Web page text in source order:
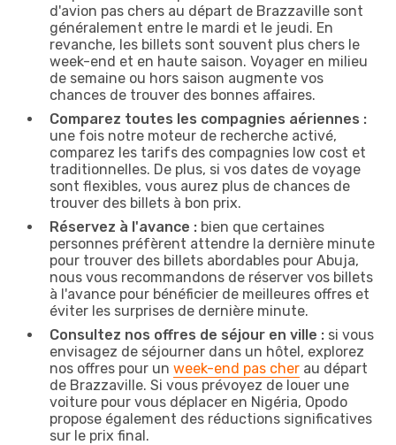
d'avion pas chers au départ de Brazzaville sont
généralement entre le mardi et le jeudi. En
revanche, les billets sont souvent plus chers le
week-end et en haute saison. Voyager en milieu
de semaine ou hors saison augmente vos
chances de trouver des bonnes affaires.
Comparez toutes les compagnies aériennes :
une fois notre moteur de recherche activé,
comparez les tarifs des compagnies low cost et
traditionnelles. De plus, si vos dates de voyage
sont flexibles, vous aurez plus de chances de
trouver des billets à bon prix.
Réservez à l'avance : bien que certaines
personnes préfèrent attendre la dernière minute
pour trouver des billets abordables pour Abuja,
nous vous recommandons de réserver vos billets
à l'avance pour bénéficier de meilleures offres et
éviter les surprises de dernière minute.
Consultez nos offres de séjour en ville : si vous
envisagez de séjourner dans un hôtel, explorez
nos offres pour un week-end pas cher au départ
de Brazzaville. Si vous prévoyez de louer une
voiture pour vous déplacer en Nigéria, Opodo
propose également des réductions significatives
sur le prix final.